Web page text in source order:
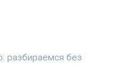
разбираемся без